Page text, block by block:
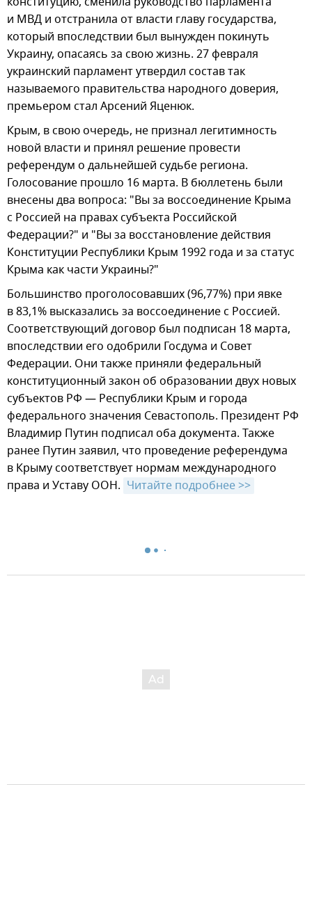
и МВД и отстранила от власти главу государства,
который впоследствии был вынужден покинуть
Украину, опасаясь за свою жизнь. 27 февраля
украинский парламент утвердил состав так
называемого правительства народного доверия,
премьером стал Арсений Яценюк.
Крым, в свою очередь, не признал легитимность
новой власти и принял решение провести
референдум о дальнейшей судьбе региона.
Голосование прошло 16 марта. В бюллетень были
внесены два вопроса: "Вы за воссоединение Крыма
с Россией на правах субъекта Российской
Федерации?" и "Вы за восстановление действия
Конституции Республики Крым 1992 года и за статус
Крыма как части Украины?"
Большинство проголосовавших (96,77%) при явке
в 83,1% высказались за воссоединение с Россией.
Соответствующий договор был подписан 18 марта,
впоследствии его одобрили Госдума и Совет
Федерации. Они также приняли федеральный
конституционный закон об образовании двух новых
субъектов РФ — Республики Крым и города
федерального значения Севастополь. Президент РФ
Владимир Путин подписал оба документа. Также
ранее Путин заявил, что проведение референдума
в Крыму соответствует нормам международного
права и Уставу ООН. Читайте подробнее >>